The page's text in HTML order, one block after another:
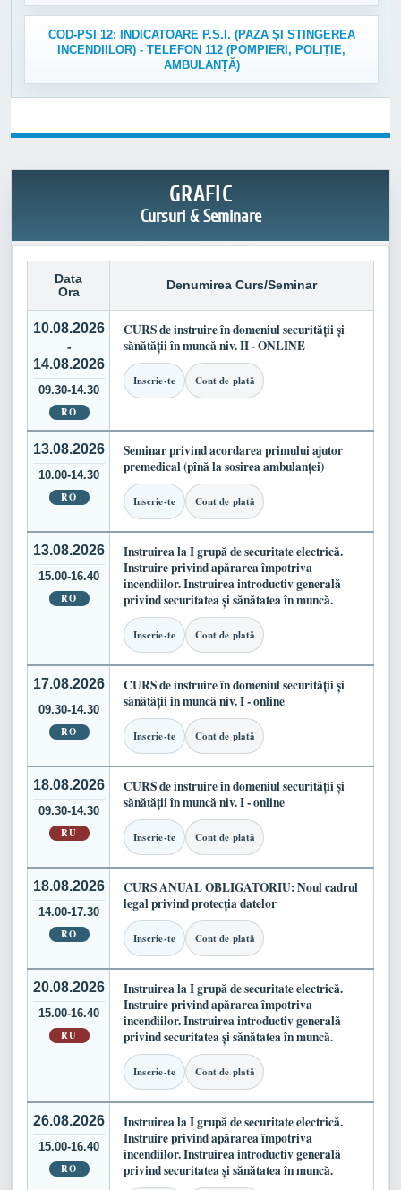
COD-PSI 12: INDICATOARE P.S.I. (PAZA ȘI STINGEREA
INCENDIILOR) - TELEFON 112 (POMPIERI, POLIȚIE,
AMBULANȚĂ)
GRAFIC
Cursuri & Seminare
Data
Ora
Denumirea Curs/Seminar
10.08.2026
-
14.08.2026
09.30-14.30
RO
CURS de instruire în domeniul securității și
sănătății în muncă niv. II - ONLINE
Inscrie-te Cont de plată
13.08.2026
10.00-14.30
RO
Seminar privind acordarea primului ajutor
premedical (pînă la sosirea ambulanței)
Inscrie-te Cont de plată
13.08.2026
15.00-16.40
RO
Instruirea la I grupă de securitate electrică.
Instruire privind apărarea împotriva
incendiilor. Instruirea introductiv generală
privind securitatea și sănătatea în muncă.
Inscrie-te Cont de plată
17.08.2026
09.30-14.30
RO
CURS de instruire în domeniul securității și
sănătății în muncă niv. I - online
Inscrie-te Cont de plată
18.08.2026
09.30-14.30
RU
CURS de instruire în domeniul securității și
sănătății în muncă niv. I - online
Inscrie-te Cont de plată
18.08.2026
14.00-17.30
RO
CURS ANUAL OBLIGATORIU: Noul cadrul
legal privind protecția datelor
Inscrie-te Cont de plată
20.08.2026
15.00-16.40
RU
Instruirea la I grupă de securitate electrică.
Instruire privind apărarea împotriva
incendiilor. Instruirea introductiv generală
privind securitatea și sănătatea în muncă.
Inscrie-te Cont de plată
26.08.2026
15.00-16.40
RO
Instruirea la I grupă de securitate electrică.
Instruire privind apărarea împotriva
incendiilor. Instruirea introductiv generală
privind securitatea și sănătatea în muncă.